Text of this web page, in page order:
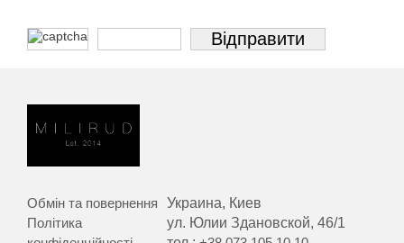
Обмін та повернення
Політика
Украина, Киев
ул. Юлии Здановской, 46/1